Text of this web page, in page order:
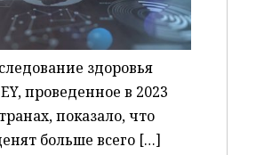
здоровья
проведенное в 2023
показало, что
больше всего […]